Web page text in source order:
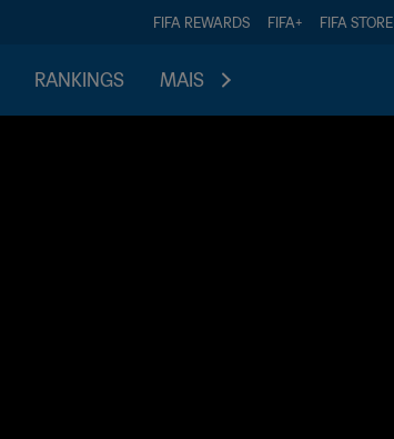
FIFA REWARDS FIFA+ FIFA STORE
RANKINGS MAIS